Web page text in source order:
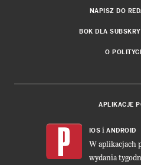
NAPISZ DO
BOK DLA
O
APLIKACJE
IOS i ANDROID
W aplikacjach
wydania